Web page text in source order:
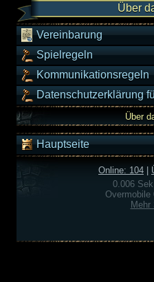
Über
Vereinbarung
Spielregeln
Kommunikationsregeln
Datenschutzerklärung
Über
Hauptseite
Online: 104
0.006
Mehr